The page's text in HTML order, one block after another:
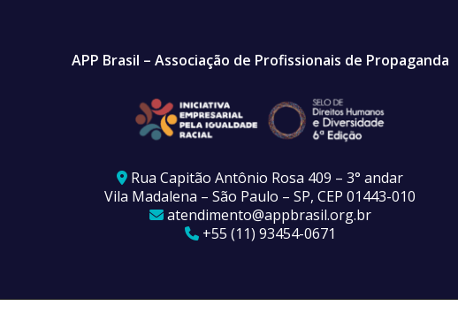
APP Brasil – Associação de Profissionais de Propaganda
Rua Capitão Antônio Rosa 409 – 3° andar
Vila Madalena – São Paulo – SP, CEP 01443-010
atendimento@appbrasil.org.br
+55 (11) 93454-0671